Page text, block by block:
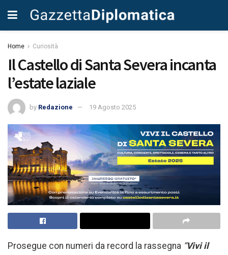
Home Curiosità
Il Castello di Santa Severa incanta
l’estate laziale
by Redazione 19 Agosto 2025
Prosegue con numeri da record la rassegna “Vivi il